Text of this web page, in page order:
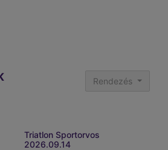
Rendezés
Triatlon Sportorvos
2026.09.14